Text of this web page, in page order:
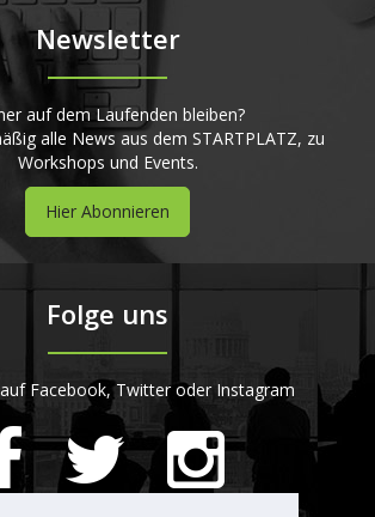
Newsletter
auf dem Laufenden bleiben?
alle News aus dem STARTPLATZ, zu
Workshops und Events.
Hier Abonnieren
Folge uns
Facebook, Twitter oder Instagram